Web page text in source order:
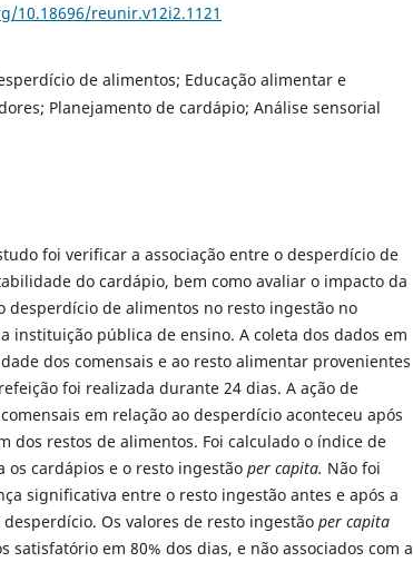
10.18696/reunir.v12i2.1121
de alimentos; Educação alimentar e
Planejamento de cardápio; Análise sensorial
foi verificar a associação entre o desperdício de
do cardápio, bem como avaliar o impacto da
desperdício de alimentos no resto ingestão no
instituição pública de ensino. A coleta dos dados em
dos comensais e ao resto alimentar provenientes
foi realizada durante 24 dias. A ação de
em relação ao desperdício aconteceu após
dos restos de alimentos. Foi calculado o índice de
os cardápios e o resto ingestão per capita. Não foi
significativa entre o resto ingestão antes e após a
Os valores de resto ingestão per capita
satisfatório em 80% dos dias, e não associados com a